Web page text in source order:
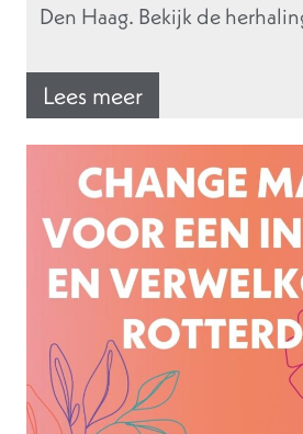
Den Haag. Bekijk de
Lees meer